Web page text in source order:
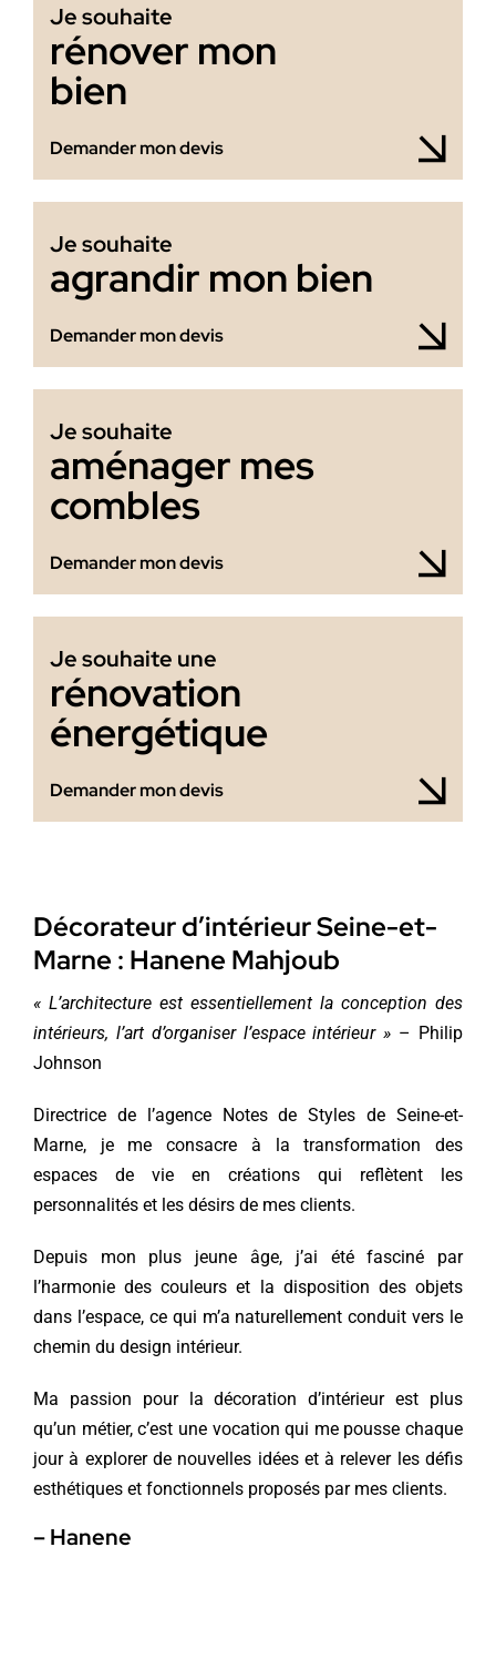
Je souhaite
rénover mon
bien
Demander mon devis
Je souhaite
agrandir mon bien
Demander mon devis
Je souhaite
aménager mes
combles
Demander mon devis
Je souhaite une
rénovation
énergétique
Demander mon devis
Décorateur d’intérieur Seine-et-
Marne : Hanene Mahjoub
« L’architecture est essentiellement la conception des
intérieurs, l’art d’organiser l’espace intérieur » – Philip
Johnson
Directrice de l’agence Notes de Styles de Seine-et-
Marne, je me consacre à la transformation des
espaces de vie en créations qui reflètent les
personnalités et les désirs de mes clients.
Depuis mon plus jeune âge, j’ai été fasciné par
l’harmonie des couleurs et la disposition des objets
dans l’espace, ce qui m’a naturellement conduit vers le
chemin du design intérieur.
Ma passion pour la décoration d’intérieur est plus
qu’un métier, c’est une vocation qui me pousse chaque
jour à explorer de nouvelles idées et à relever les défis
esthétiques et fonctionnels proposés par mes clients.
– Hanene